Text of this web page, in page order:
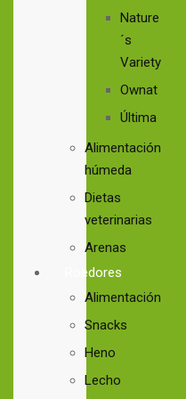
Nature
´s
Variety
Ownat
Última
Alimentación
húmeda
Dietas
veterinarias
Arenas
Roedores
Alimentación
Snacks
Heno
Lecho